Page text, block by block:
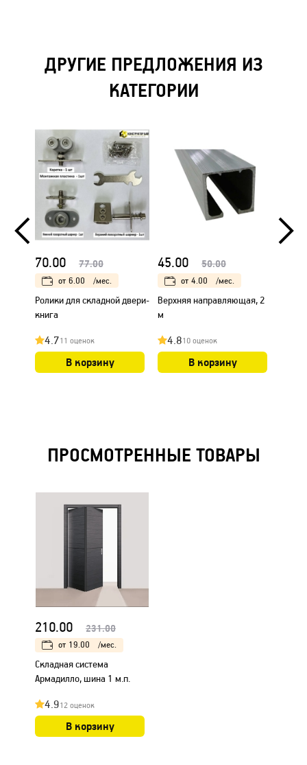
ДРУГИЕ ПРЕДЛОЖЕНИЯ ИЗ
КАТЕГОРИИ
70.00 77.00
от 6.00 /мес.
Ролики для складной двери-
книга
4.711 оценок
В корзину
45.00 50.00
от 4.00 /мес.
Верхняя направляющая, 2
м
4.810 оценок
В корзину
ПРОСМОТРЕННЫЕ ТОВАРЫ
210.00 231.00
от 19.00 /мес.
Складная система
Армадилло, шина 1 м.п.
4.912 оценок
В корзину